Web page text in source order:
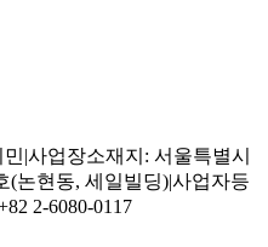
|사업장소재지: 서울특별시
(논현동, 세일빌딩)|사업자등
2-6080-0117